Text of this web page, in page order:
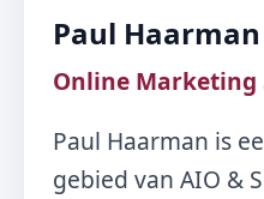
Paul Haarman
Online Marketing
Paul Haarman is
gebied van AIO &